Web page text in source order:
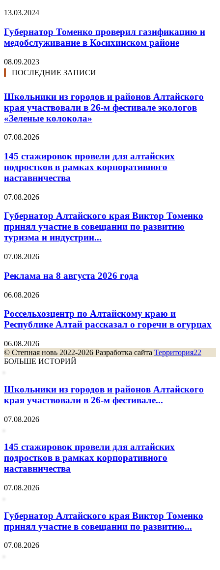
13.03.2024
Губернатор Томенко проверил газификацию и
медобслуживание в Косихинском районе
08.09.2023
ПОСЛЕДНИЕ ЗАПИСИ
Школьники из городов и районов Алтайского
края участвовали в 26-м фестивале экологов
«Зеленые колокола»
07.08.2026
145 стажировок провели для алтайских
подростков в рамках корпоративного
наставничества
07.08.2026
Губернатор Алтайского края Виктор Томенко
принял участие в совещании по развитию
туризма и индустрии...
07.08.2026
Реклама на 8 августа 2026 года
06.08.2026
Россельхозцентр по Алтайскому краю и
Республике Алтай рассказал о горечи в огурцах
06.08.2026
© Степная новь 2022-2026 Разработка сайта Территория22
БОЛЬШЕ ИСТОРИЙ
Школьники из городов и районов Алтайского
края участвовали в 26-м фестивале...
07.08.2026
145 стажировок провели для алтайских
подростков в рамках корпоративного
наставничества
07.08.2026
Губернатор Алтайского края Виктор Томенко
принял участие в совещании по развитию...
07.08.2026